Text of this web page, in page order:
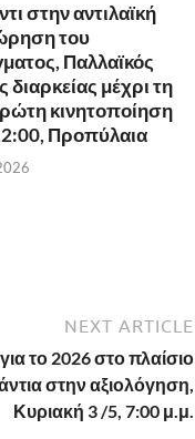
στην αντιλαϊκή
του
Παλλαϊκός
διαρκείας μέχρι τη
κινητοποίηση
Προπύλαια
NEXT ARTICLE
το 2026 στο πλαίσιο
στην αξιολόγηση,
Κυριακή 3 /5, 7:00 μ.μ.